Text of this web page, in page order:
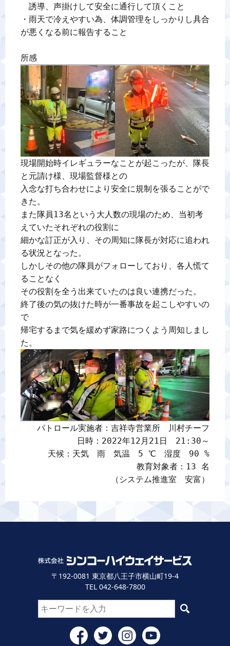
誘導、声掛けして安全に通行して頂くこと
・雨天で冷えやすい為、体調管理をしっかりし具合
が悪くなる前に報告すること
所感
現場開始時イレギュラーなことが起こったが、隊長
と元請け様、現場監督様との
入念な打ち合わせにより安全に規制を張ることがで
きた。
また隊員13名という大人数の現場のため、当初考
えていたそれぞれの役割に
細かな訂正が入り、その周知に隊長が対応に追われ
る状況となった。
しかしその他の隊員がフォローしており、各人慌て
ることなく
その役割を全う出来ていたのは良い連携だった。
終了後の気の抜けた時が一番事故を起こしやすいの
で
帰宅するまで気を緩めず家路につくよう周知しまし
パトロール実施者：吉祥寺営業所　川村チーフ
日時：2022年12月21日　21:30～
天候：天気　雨　気温　5 ℃　湿度　90 %
教育対象者：13 名
（システム推進室　安富）
〒192-0081 東京都八王子市横山町19-4
TEL 042-648-7800